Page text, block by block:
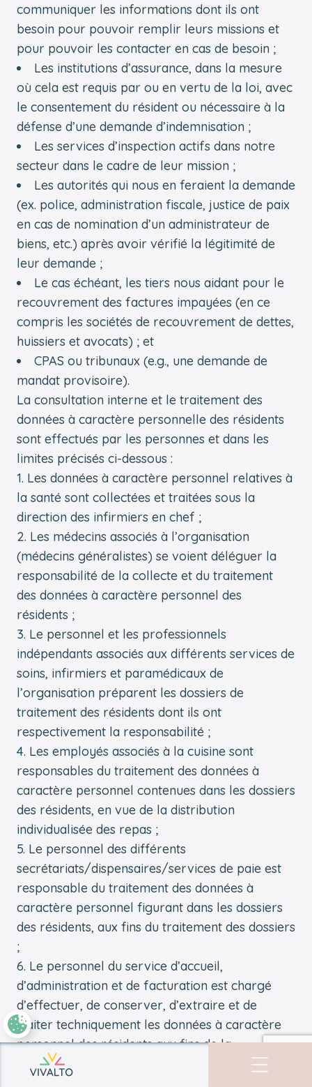
Retourner à l'accueil
communiquer les informations dont ils ont
besoin pour pouvoir remplir leurs missions et
pour pouvoir les contacter en cas de besoin ;
Les institutions d’assurance, dans la mesure
où cela est requis par ou en vertu de la loi, avec
le consentement du résident ou nécessaire à la
défense d’une demande d’indemnisation ;
Les services d’inspection actifs dans notre
secteur dans le cadre de leur mission ;
Les autorités qui nous en feraient la demande
(ex. police, administration fiscale, justice de paix
en cas de nomination d’un administrateur de
biens, etc.) après avoir vérifié la légitimité de
leur demande ;
Le cas échéant, les tiers nous aidant pour le
recouvrement des factures impayées (en ce
compris les sociétés de recouvrement de dettes,
huissiers et avocats) ; et
CPAS ou tribunaux (e.g., une demande de
mandat provisoire).
La consultation interne et le traitement des
données à caractère personnelle des résidents
sont effectués par les personnes et dans les
limites précisés ci-dessous :
Les données à caractère personnel relatives à
la santé sont collectées et traitées sous la
direction des infirmiers en chef ;
Les médecins associés à l’organisation
(médecins généralistes) se voient déléguer la
responsabilité de la collecte et du traitement
des données à caractère personnel des
résidents ;
Le personnel et les professionnels
indépendants associés aux différents services de
soins, infirmiers et paramédicaux de
l’organisation préparent les dossiers de
traitement des résidents dont ils ont
respectivement la responsabilité ;
Les employés associés à la cuisine sont
responsables du traitement des données à
caractère personnel contenues dans les dossiers
des résidents, en vue de la distribution
individualisée des repas ;
Le personnel des différents
secrétariats/dispensaires/services de paie est
responsable du traitement des données à
caractère personnel figurant dans les dossiers
des résidents, aux fins du traitement des dossiers
;
Le personnel du service d’accueil,
d’administration et de facturation est chargé
d’effectuer, de conserver, d’extraire et de
traiter techniquement les données à caractère
personnel des résidents aux fins de la
facturation ;